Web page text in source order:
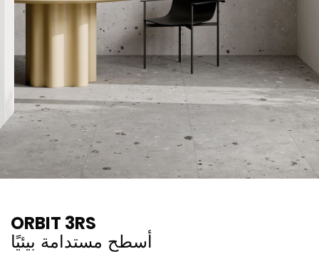
ORBIT 3RS
أسطح مستدامة بيئيًا